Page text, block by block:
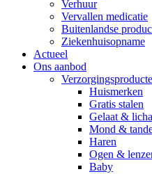
Verhuur
Vervallen medicatie
Buitenlandse
Ziekenhuisopname
Actueel
Ons aanbod
Huismerken
Gratis stalen
Gelaat &
Mond &
Haren
Ogen &
Baby